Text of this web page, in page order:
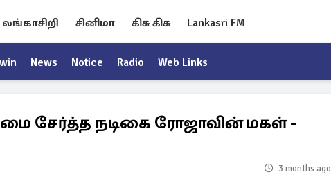
லங்காசிறி சினிமா கிசு கிசு Lankasri FM
News Notice Radio Web Links
சேர்த்த நடிகை ரோஜாவின் மகள் -
3 months ago